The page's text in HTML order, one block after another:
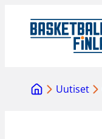
sisältöön
Uutiset